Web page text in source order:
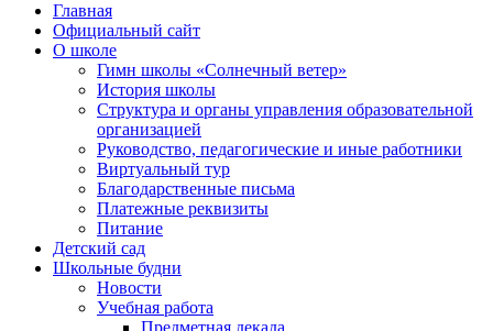
Главная
Официальный сайт
О школе
Гимн школы «Солнечный ветер»
История школы
Структура и органы управления образовательной
организацией
Руководство, педагогические и иные работники
Виртуальный тур
Благодарственные письма
Платежные реквизиты
Питание
Детский сад
Школьные будни
Новости
Учебная работа